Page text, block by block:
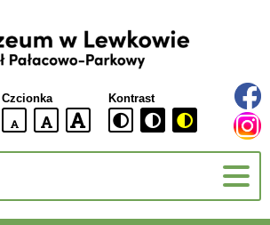
Czcionka
domyślna
czcionki
większa
czcionki
największa
czcionka
Kontrast